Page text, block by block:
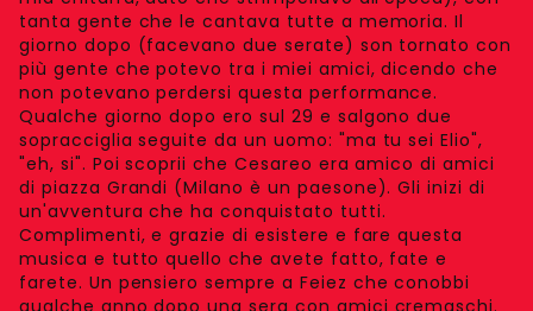
tanta gente che le cantava tutte a memoria. Il
giorno dopo (facevano due serate) son tornato con
più gente che potevo tra i miei amici, dicendo che
non potevano perdersi questa performance.
Qualche giorno dopo ero sul 29 e salgono due
sopracciglia seguite da un uomo: "ma tu sei Elio",
"eh, si". Poi scoprii che Cesareo era amico di amici
di piazza Grandi (Milano è un paesone). Gli inizi di
un'avventura che ha conquistato tutti.
Complimenti, e grazie di esistere e fare questa
musica e tutto quello che avete fatto, fate e
farete. Un pensiero sempre a Feiez che conobbi